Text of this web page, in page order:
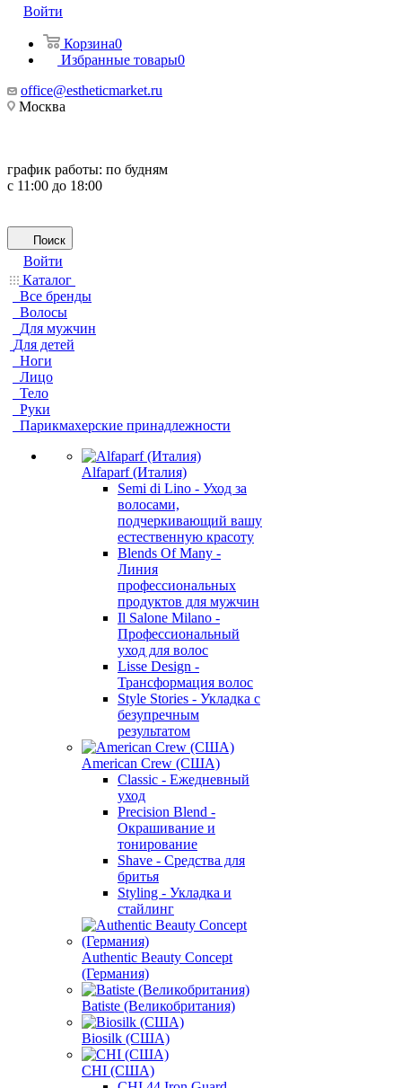
Войти
Корзина0
Избранные товары0
office@estheticmarket.ru
Москва
график работы: по будням
с 11:00 до 18:00
Поиск
Войти
Каталог
Все бренды
Волосы
Для мужчин
Для детей
Ноги
Лицо
Тело
Руки
Парикмахерские принадлежности
Alfaparf (Италия)
Semi di Lino - Уход за
волосами,
подчеркивающий вашу
естественную красоту
Blends Of Many -
Линия
профессиональных
продуктов для мужчин
Il Salone Milano -
Профессиональный
уход для волос
Lisse Design -
Трансформация волос
Style Stories - Укладка с
безупречным
результатом
American Crew (США)
Classic - Ежедневный
уход
Precision Blend -
Окрашивание и
тонирование
Shave - Средства для
бритья
Styling - Укладка и
стайлинг
Authentic Beauty Concept
(Германия)
Batiste (Великобритания)
Biosilk (США)
CHI (США)